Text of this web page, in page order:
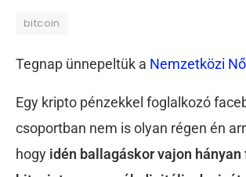
bitcoin
Tegnap ünnepeltük a Nemzetközi
Egy kripto pénzekkel foglalkozó
csoportban nem is olyan régen én
hogy idén ballagáskor vajon hányan